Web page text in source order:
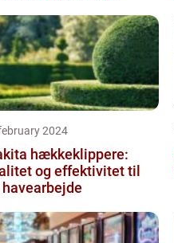
2024
hækkeklippere:
og effektivitet til